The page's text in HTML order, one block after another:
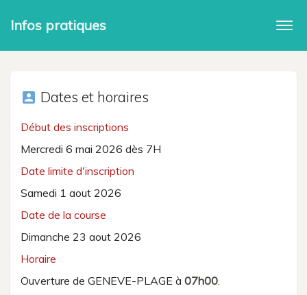
Infos pratiques
account_box Dates et horaires
Début des inscriptions
Mercredi 6 mai 2026 dès 7H
Date limite d'inscription
Samedi 1 aout 2026
Date de la course
Dimanche 23 aout 2026
Horaire
Ouverture de GENEVE-PLAGE à 07h00.